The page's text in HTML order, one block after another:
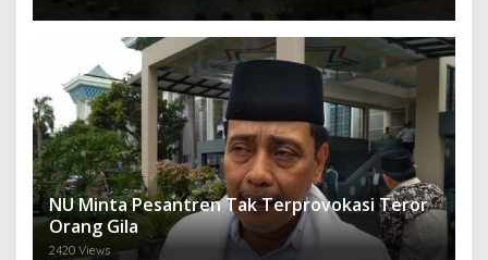
NU Minta Pesantren Tak Terprovokasi Teror
Orang Gila
2420 Views